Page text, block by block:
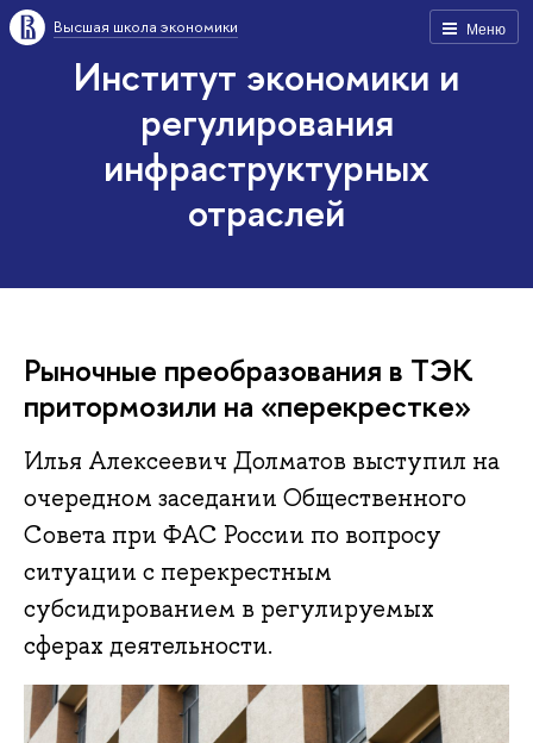
Меню
Высшая школа экономики
Институт экономики и
регулирования
инфраструктурных
отраслей
Рыночные преобразования в ТЭК
притормозили на «перекрестке»
Илья Алексеевич Долматов выступил на
очередном заседании Общественного
Совета при ФАС России по вопросу
ситуации с перекрестным
субсидированием в регулируемых
сферах деятельности.